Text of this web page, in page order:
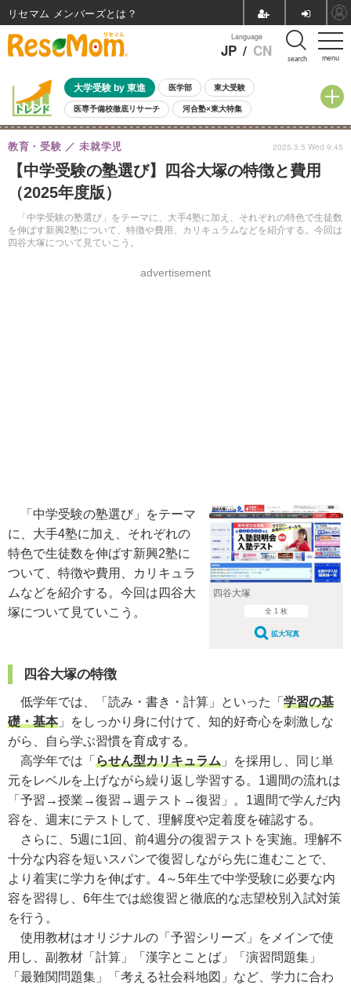
menu
Language
JP / CN search
大学受験 by 東進 医学部 東大受験
医専予備校徹底リサーチ 河合塾×東大特集
親子で考える大学選び 高校受験 中学受験 小学校受験
共通テスト 夏休み
8月開催イベント・WS 全国公立高校 過去問 人気記事
自由研究教材（小学生向け）
【中学受験の塾選び】四谷大塚の特徴と費用
（2025年度版）
「中学受験の塾選び」をテーマに、大手4塾に加え、それぞれの特色で生徒数
を伸ばす新興2塾について、特徴や費用、カリキュラムなどを紹介する。今回は
四谷大塚について見ていこう。
教育・受験 未就学児
advertisement
2025.3.5 Wed 9:45
四谷大塚
全 1 枚
拡大写真
「中学受験の塾選び」をテーマ
に、大手4塾に加え、それぞれの
特色で生徒数を伸ばす新興2塾に
ついて、特徴や費用、カリキュラ
ムなどを紹介する。今回は四谷大
塚について見ていこう。
四谷大塚の特徴
低学年では、「読み・書き・計算」といった「 学習の基
礎・基本」をしっかり身に付けて、知的好奇心を刺激しな
がら、自ら学ぶ習慣を育成する。
高学年では「 らせん型カリキュラム 」を採用し、同じ単
元をレベルを上げながら繰り返し学習する。1週間の流れは
「予習→授業→復習→週テスト→復習」。1週間で学んだ内
容を、週末にテストして、理解度や定着度を確認する。
さらに、5週に1回、前4週分の復習テストを実施。理解不
十分な内容を短いスパンで復習しながら先に進むことで、
より着実に学力を伸ばす。4～5年生で中学受験に必要な内
容を習得し、6年生では総復習と徹底的な志望校別入試対策
を行う。
使用教材はオリジナルの「予習シリーズ」をメインで使
用し、副教材「計算」「漢字とことば」「演習問題集」
「最難関問題集」「考える社会科地図」など、学力に合わ
リセマム メンバーズ